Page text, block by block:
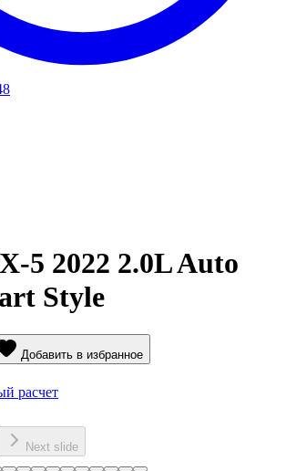
5 2022 2.0L Auto
Style
Добавить в избранное
расчет
Next slide